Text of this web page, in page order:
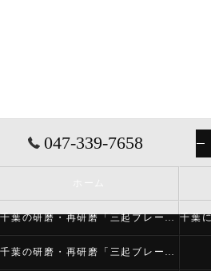
047-339-7658
千葉の研磨・再研磨「三起ブレード株式会社」について
千葉の研磨・再研磨「三起ブレード株式会社」の内容について